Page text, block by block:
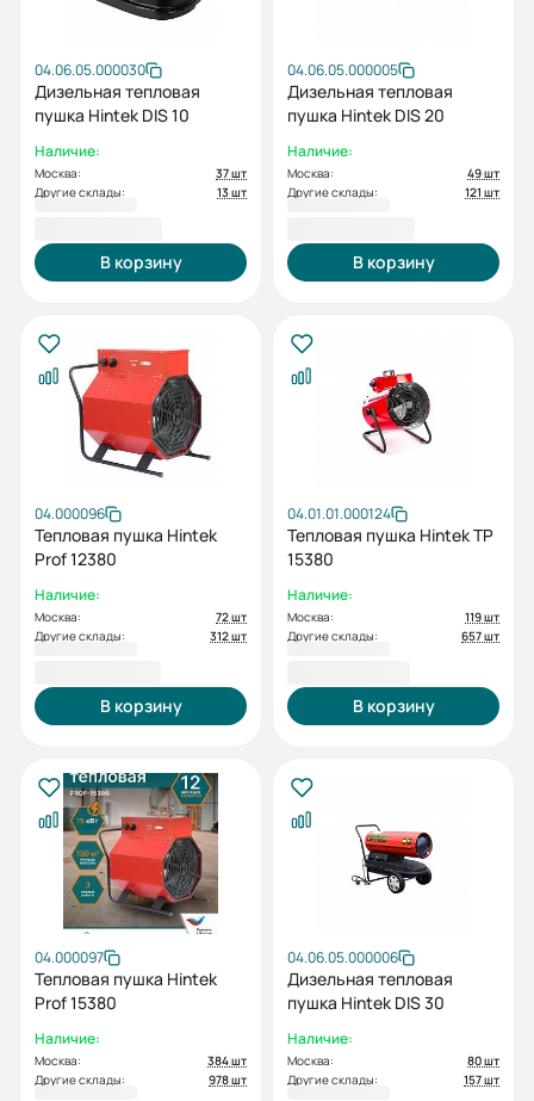
04.06.05.000030
Дизельная тепловая
пушка Hintek DIS 10
Наличие:
Москва:
37 шт
Другие склады:
13 шт
В корзину
04.06.05.000005
Дизельная тепловая
пушка Hintek DIS 20
Наличие:
Москва:
49 шт
Другие склады:
121 шт
В корзину
04.000096
Тепловая пушка Hintek
Prof 12380
Наличие:
Москва:
72 шт
Другие склады:
312 шт
В корзину
04.01.01.000124
Тепловая пушка Hintek TP
15380
Наличие:
Москва:
119 шт
Другие склады:
657 шт
В корзину
04.000097
Тепловая пушка Hintek
Prof 15380
Наличие:
Москва:
384 шт
Другие склады:
978 шт
04.06.05.000006
Дизельная тепловая
пушка Hintek DIS 30
Наличие:
Москва:
80 шт
Другие склады:
157 шт